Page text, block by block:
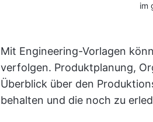
im
Mit Engineering-Vorlagen
verfolgen. Produktplanung,
Überblick über den
behalten und die noch zu